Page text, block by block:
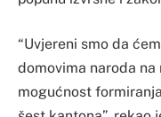
“Uvjereni smo da
domovima naroda na
mogućnost